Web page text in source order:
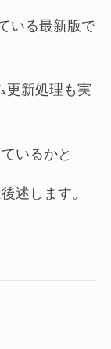
いる最新版で
更新処理も実
いるかと
述します。